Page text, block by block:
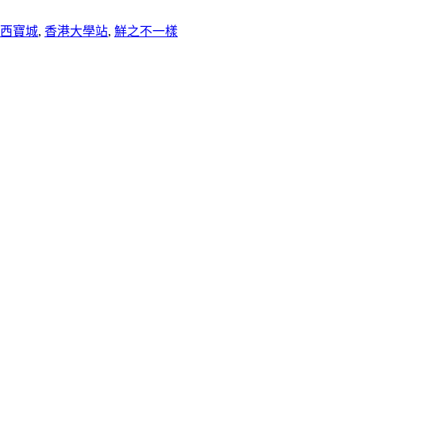
西寶城, 香港大學站, 鮮之不一樣